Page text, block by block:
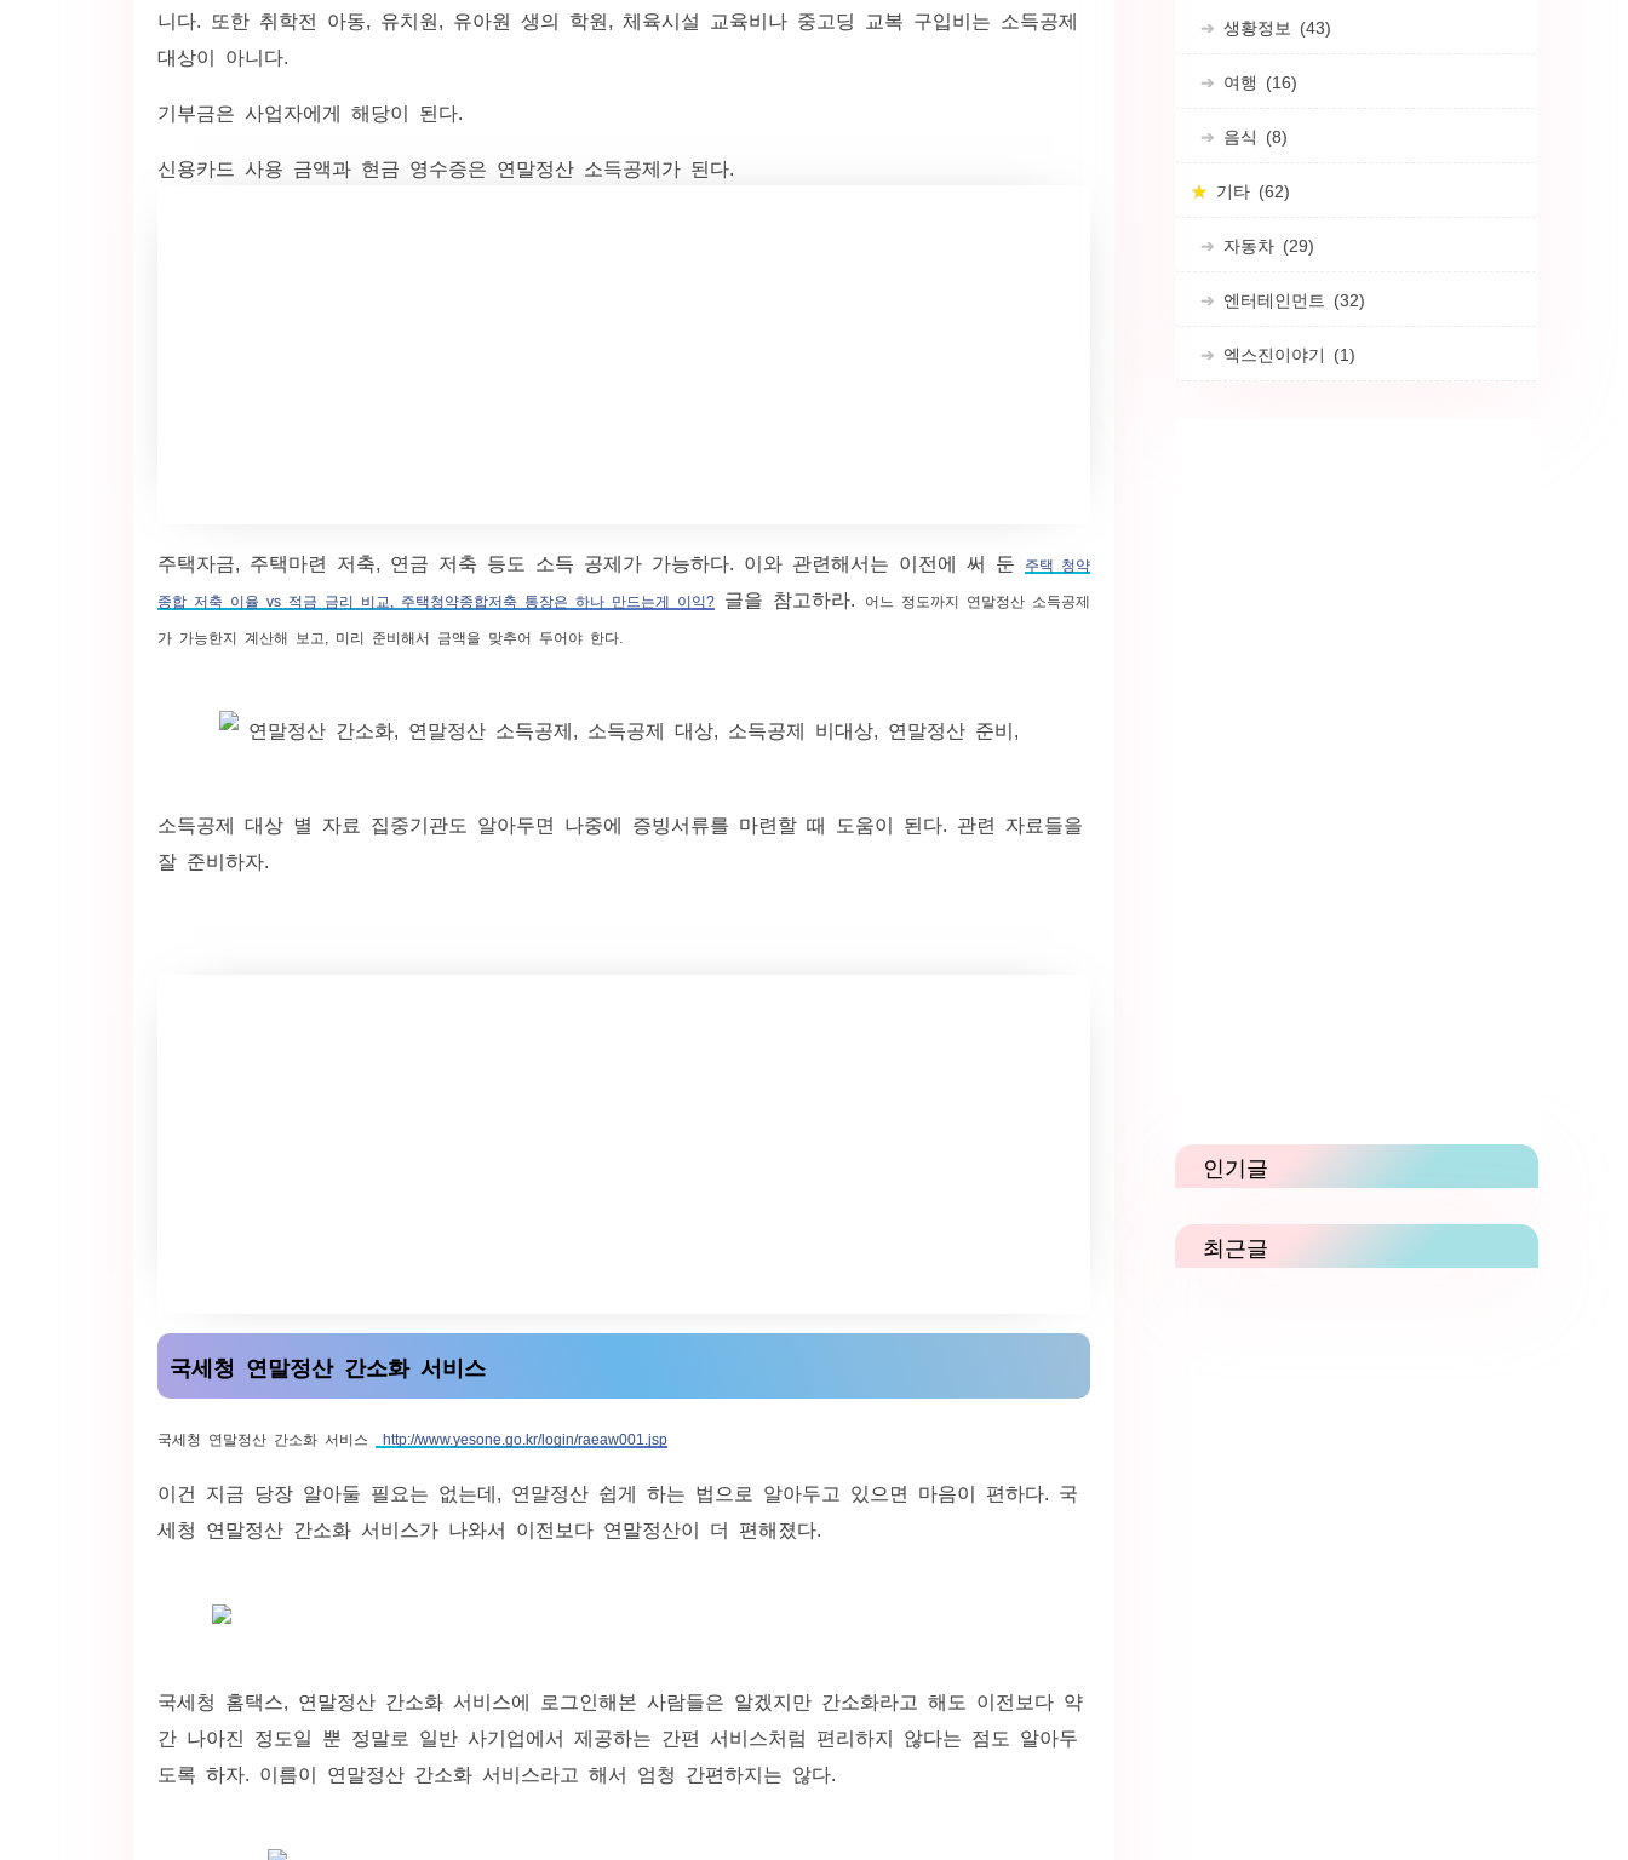
니다. 또한 취학전 아동, 유치원, 유아원 생의 학원, 체육시설 교육비나 중고딩 교복 구입비는 소득공제
대상이 아니다.
기부금은 사업자에게 해당이 된다.
신용카드 사용 금액과 현금 영수증은 연말정산 소득공제가 된다.
주택자금, 주택마련 저축, 연금 저축 등도 소득 공제가 가능하다. 이와 관련해서는 이전에 써 둔 주택 청약
종합 저축 이율 vs 적금 금리 비교, 주택청약종합저축 통장은 하나 만드는게 이익? 글을 참고하라. 어느 정도까지 연말정산 소득공제
가 가능한지 계산해 보고, 미리 준비해서 금액을 맞추어 두어야 한다.
소득공제 대상 별 자료 집중기관도 알아두면 나중에 증빙서류를 마련할 때 도움이 된다. 관련 자료들을
잘 준비하자.
국세청 연말정산 간소화 서비스
국세청 연말정산 간소화 서비스 http://www.yesone.go.kr/login/raeaw001.jsp
이건 지금 당장 알아둘 필요는 없는데, 연말정산 쉽게 하는 법으로 알아두고 있으면 마음이 편하다. 국
세청 연말정산 간소화 서비스가 나와서 이전보다 연말정산이 더 편해졌다.
국세청 홈택스, 연말정산 간소화 서비스에 로그인해본 사람들은 알겠지만 간소화라고 해도 이전보다 약
간 나아진 정도일 뿐 정말로 일반 사기업에서 제공하는 간편 서비스처럼 편리하지 않다는 점도 알아두
도록 하자. 이름이 연말정산 간소화 서비스라고 해서 엄청 간편하지는 않다.
생황정보 (43)
여행 (16)
음식 (8)
기타 (62)
자동차 (29)
엔터테인먼트 (32)
엑스진이야기 (1)
인기글
최근글